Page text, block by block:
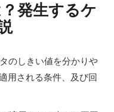
発生するケ
のしきい値を分かりや
用される条件、及び回